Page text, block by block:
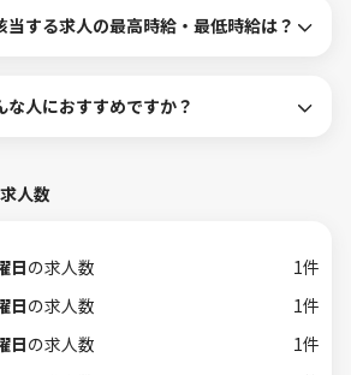
当する求人の最高時給・最低時給は？
な人におすすめですか？
人数
日の求人数
1件
日の求人数
1件
日の求人数
1件